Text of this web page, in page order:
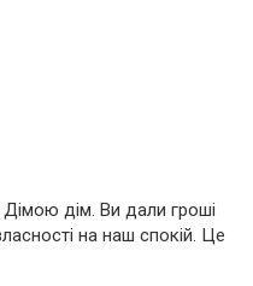
дім. Ви дали гроші
на наш спокій. Це